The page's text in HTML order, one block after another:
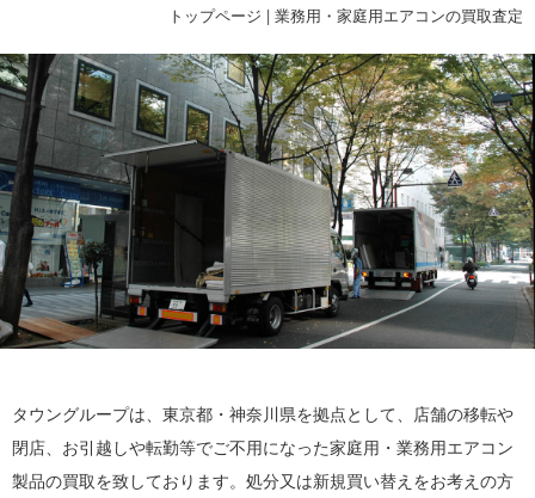
トップページ |業務用・家庭用エアコンの買取査定
タウングループは、東京都・神奈川県を拠点として、店舗の移転や
閉店、お引越しや転勤等でご不用になった家庭用・業務用エアコン
製品の買取を致しております。処分又は新規買い替えをお考えの方